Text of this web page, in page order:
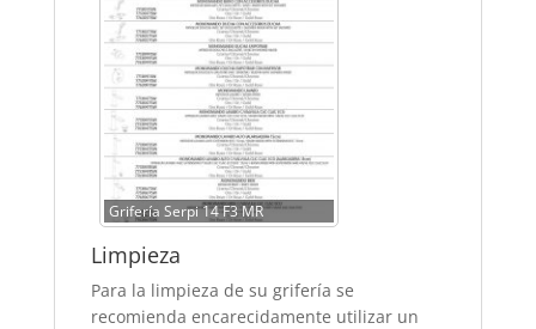
Grifería Serpi 14 F3 MR
Limpieza
Para la limpieza de su grifería se
recomienda encarecidamente utilizar un